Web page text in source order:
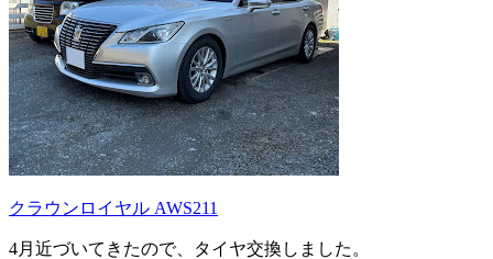
クラウンロイヤル AWS211
4月近づいてきたので、タイヤ交換しました。